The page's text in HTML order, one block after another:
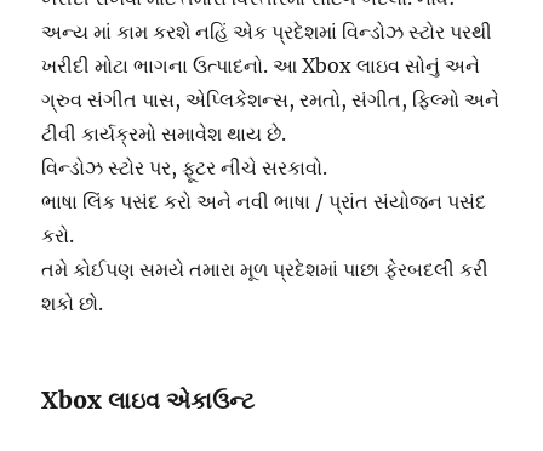
અન્ય માં કામ કરશે નહિં એક પ્રદેશમાં વિન્ડોઝ સ્ટોર પરથી
ખરીદી મોટા ભાગના ઉત્પાદનો. આ Xbox લાઇવ સોનું અને
ગ્રુવ સંગીત પાસ, એપ્લિકેશન્સ, રમતો, સંગીત, ફિલ્મો અને
ટીવી કાર્યક્રમો સમાવેશ થાય છે.
વિન્ડોઝ સ્ટોર પર, ફૂટર નીચે સરકાવો.
ભાષા લિંક પસંદ કરો અને નવી ભાષા / પ્રાંત સંયોજન પસંદ
કરો.
તમે કોઈપણ સમયે તમારા મૂળ પ્રદેશમાં પાછા ફેરબદલી કરી
શકો છો.
Xbox લાઇવ એકાઉન્ટ